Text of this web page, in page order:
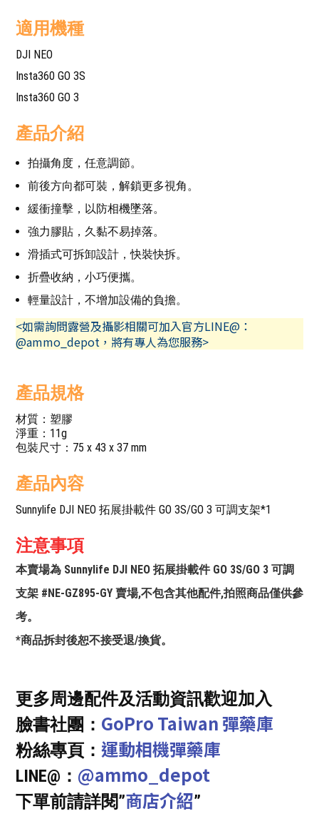
適用機種
DJI NEO
Insta360 GO 3S
Insta360 GO 3
產品介紹
拍攝角度，任意調節。
前後方向都可裝，解鎖更多視角。
緩衝撞擊，以防相機墜落。
強力膠貼，久黏不易掉落。
滑插式可拆卸設計，快裝快拆。
折疊收納，小巧便攜。
輕量設計，不增加設備的負擔。
<如需詢問露營及攝影相關可加入官方LINE@：
@ammo_depot，將有專人為您服務>
產品規格
材質：塑膠
淨重：11g
包裝尺寸：75 x 43 x 37 mm
產品內容
Sunnylife DJI NEO 拓展掛載件 GO 3S/GO 3 可調支架*1
注意事項
本賣場為 Sunnylife DJI NEO 拓展掛載件 GO 3S/GO 3 可調
支架 #NE-GZ895-GY 賣場,不包含其他配件,拍照商品僅供參
考。
*商品拆封後恕不接受退/換貨。
更多周邊配件及活動資訊歡迎加入
臉書社團： GoPro Taiwan 彈藥庫
粉絲專頁： 運動相機彈藥庫
LINE@： @ammo_depot
下單前請詳閱”商店介紹”